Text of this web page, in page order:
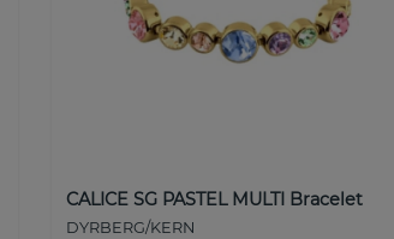
CALICE SG PASTEL MULTI Bracelet
DYRBERG/KERN